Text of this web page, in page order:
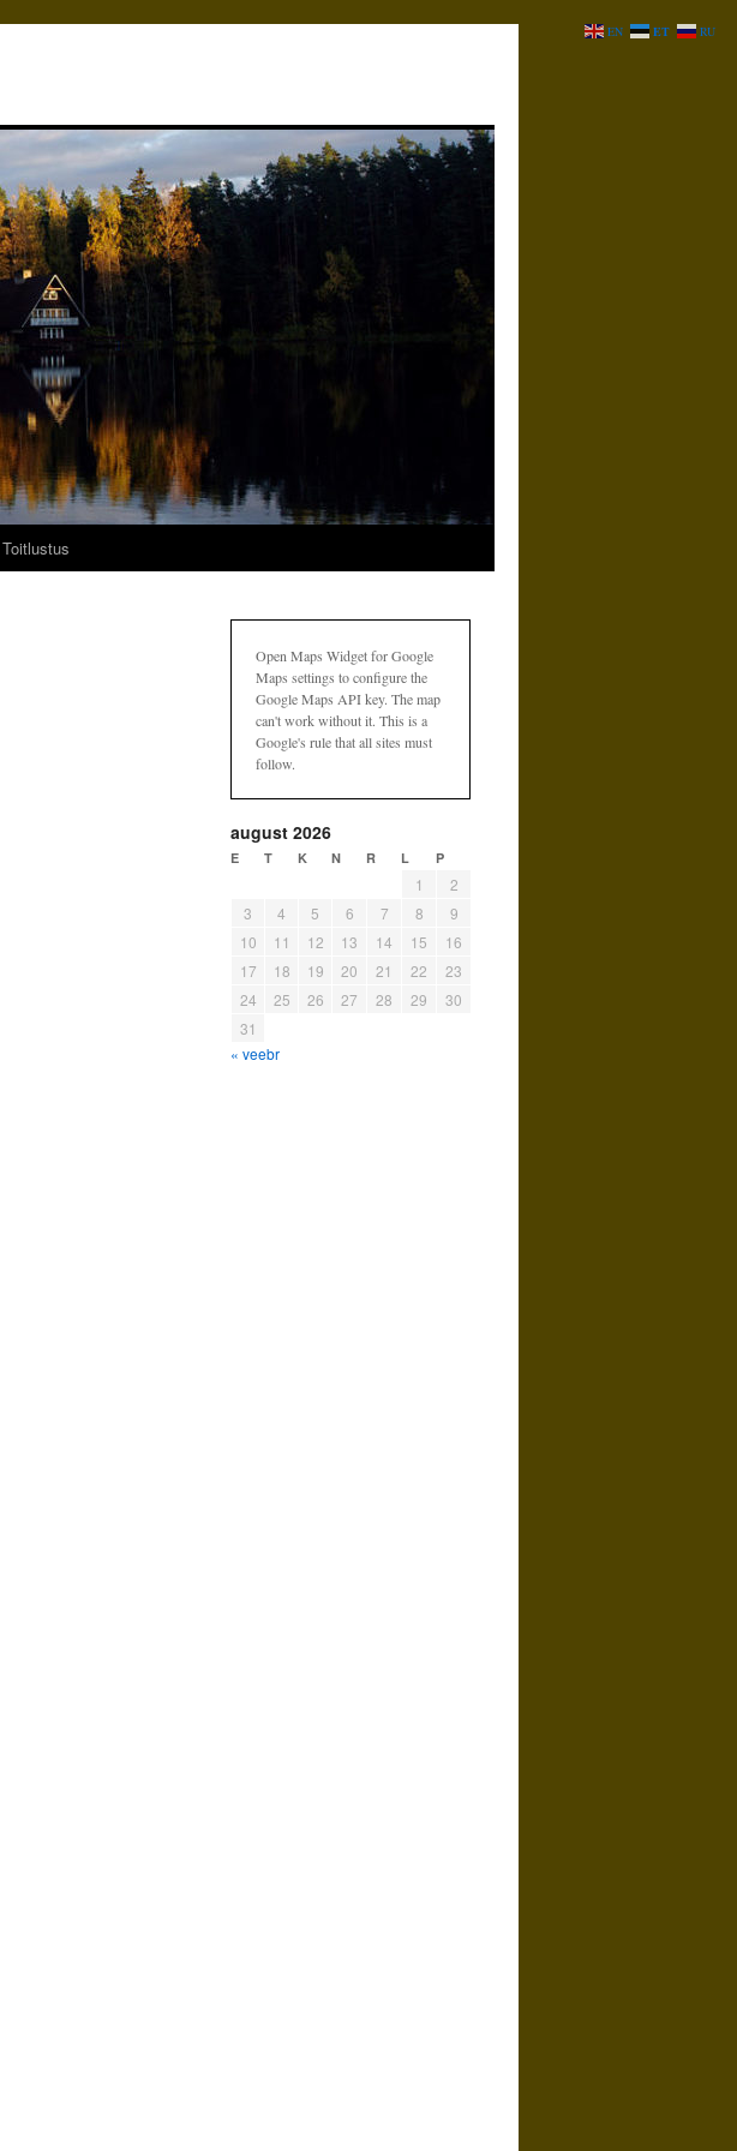
Toitlustus
Open Maps Widget for Google
Maps settings to configure the
Google Maps API key. The map
can't work without it. This is a
Google's rule that all sites must
follow.
august 2026
E T K N R L P
1
2
3
4 5 6 7 8
9
10
11 12 13 14 15
16
17
18 19 20 21 22
23
24
25 26 27 28 29
30
31
« veebr
EN ET RU